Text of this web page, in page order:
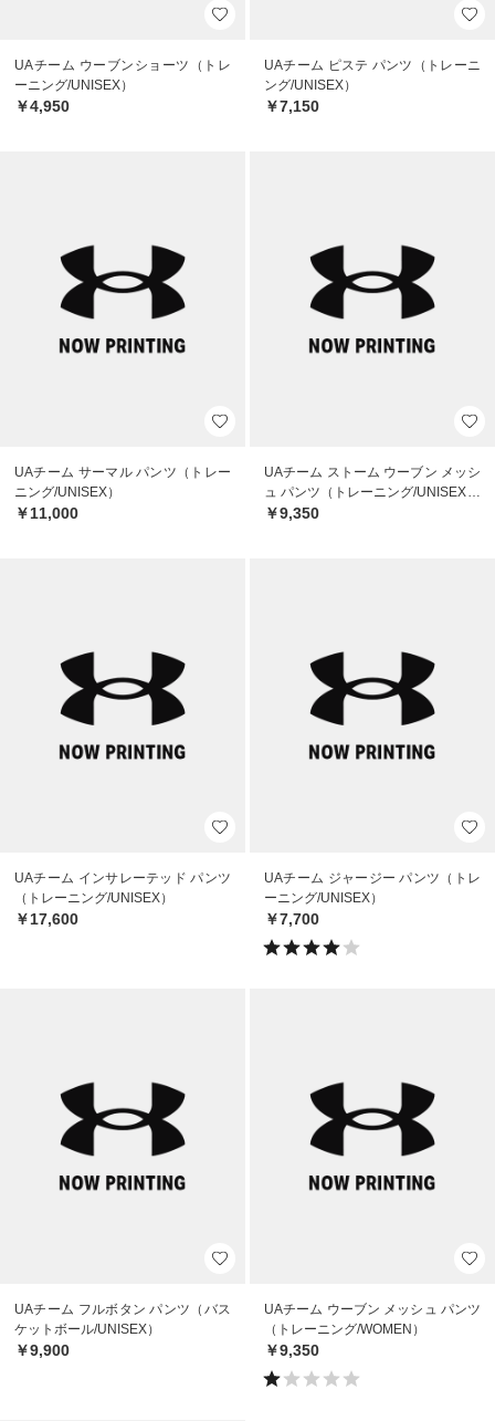
UAチーム ウーブンショーツ（トレ
ーニング/UNISEX）
￥4,950
UAチーム ピステ パンツ（トレーニ
ング/UNISEX）
￥7,150
UAチーム サーマル パンツ（トレー
ニング/UNISEX）
￥11,000
UAチーム ストーム ウーブン メッシ
ュ パンツ（トレーニング/UNISEX）
￥9,350
UAチーム インサレーテッド パンツ
（トレーニング/UNISEX）
￥17,600
UAチーム ジャージー パンツ（トレ
ーニング/UNISEX）
￥7,700
UAチーム フルボタン パンツ（バス
ケットボール/UNISEX）
￥9,900
UAチーム ウーブン メッシュ パンツ
（トレーニング/WOMEN）
￥9,350